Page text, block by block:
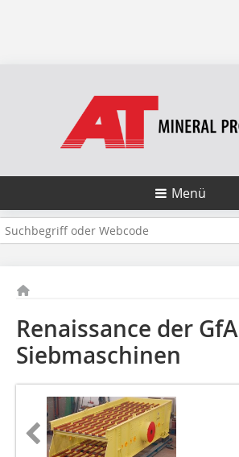
Menü
Renaissance der GfA
Siebmaschinen